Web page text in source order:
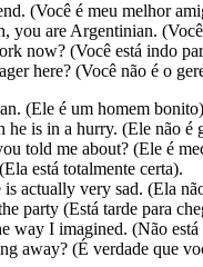
(Você é meu melhor
you are Argentinian.
now? (Você está indo
here? (Você não é o
(Ele é um homem
he is in a hurry. (Ele não é
told me about? (Ele é
está totalmente certa).
is actually very sad. (Ela
party (Está tarde para
way I imagined. (Não
away? (É verdade que